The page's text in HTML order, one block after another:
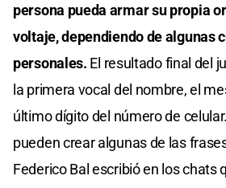
persona pueda armar su propia
voltaje, dependiendo de algunas
personales. El resultado final del
la primera vocal del nombre, el
último dígito del número de
pueden crear algunas de las
Federico Bal escribió en los chats